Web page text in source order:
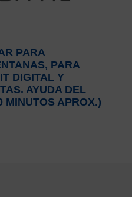
PARA
PARA
DIGITAL Y
AYUDA DEL
MINUTOS APROX.)